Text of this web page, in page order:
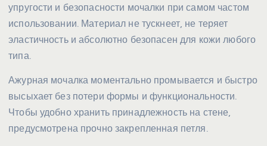
упругости и безопасности мочалки при самом частом
использовании. Материал не тускнеет, не теряет
эластичность и абсолютно безопасен для кожи любого
типа.
Ажурная мочалка моментально промывается и быстро
высыхает без потери формы и функциональности.
Чтобы удобно хранить принадлежность на стене,
предусмотрена прочно закрепленная петля.